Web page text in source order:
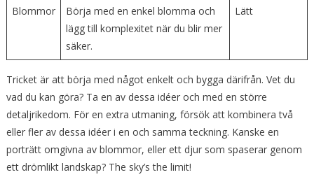
Blommor
Börja med en enkel blomma och
lägg till komplexitet när du blir mer
säker.
Lätt
Tricket är att börja med något enkelt och bygga därifrån. Vet du
vad du kan göra? Ta en av dessa idéer och med en större
detaljrikedom. För en extra utmaning, försök att kombinera två
eller fler av dessa idéer i en och samma teckning. Kanske en
porträtt omgivna av blommor, eller ett djur som spaserar genom
ett drömlikt landskap? The sky’s the limit!